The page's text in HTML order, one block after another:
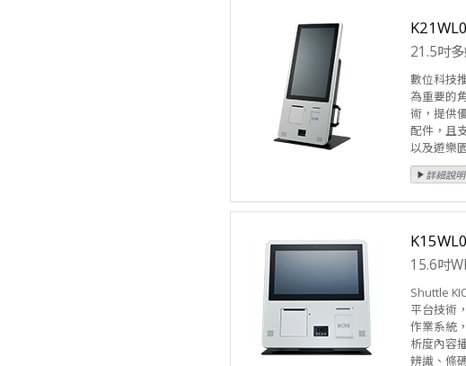
21.5吋
數位科技
為重要的
術，提供
配件，且
以及遊樂
15.6吋
Shuttle
平台技術
作業系統
析度內容
辨識、條